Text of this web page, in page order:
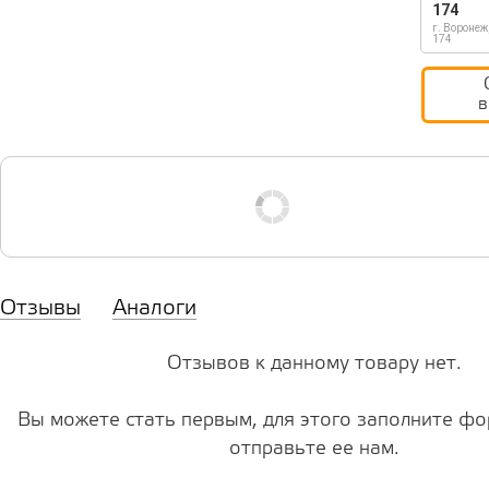
174
г.
174
Отзывы Аналоги
Отзывов к данному товару нет.
Вы можете стать первым, для этого заполните
отправьте ее нам.